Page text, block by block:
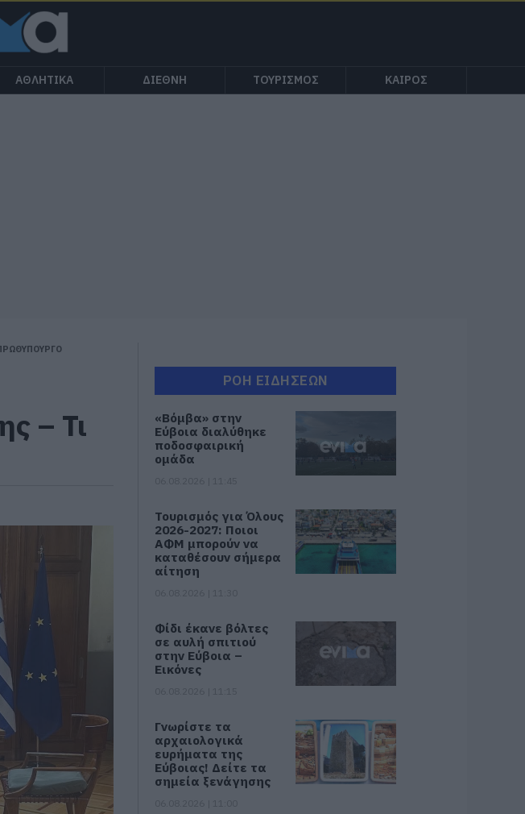
ΑΘΛΗΤΙΚΑ ΔΙΕΘΝΗ ΤΟΥΡΙΣΜΟΣ ΚΑΙΡΟΣ
– Τι
ΡΟΗ ΕΙΔΗΣΕΩΝ
«Βόμβα» στην
Εύβοια διαλύθηκε
ποδοσφαιρική
ομάδα
Τουρισμός για Όλους
2026-2027: Ποιοι
ΑΦΜ μπορούν να
καταθέσουν σήμερα
αίτηση
Φίδι έκανε βόλτες
σε αυλή σπιτιού
στην Εύβοια –
Εικόνες
Γνωρίστε τα
αρχαιολογικά
ευρήματα της
Εύβοιας! Δείτε τα
σημεία ξενάγησης